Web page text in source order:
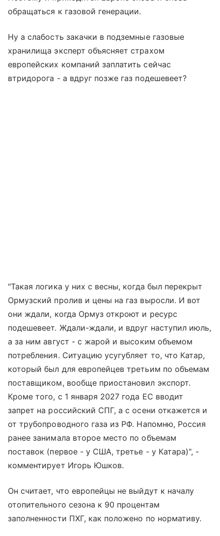
обращаться к газовой генерации.
Ну а слабость закачки в подземные газовые
хранилища эксперт объясняет страхом
европейских компаний заплатить сейчас
втридорога - а вдруг позже газ подешевеет?
"Такая логика у них с весны, когда был перекрыт
Ормузский пролив и цены на газ выросли. И вот
они ждали, когда Ормуз откроют и ресурс
подешевеет. Ждали-ждали, и вдруг наступил июль,
а за ним август - с жарой и высоким объемом
потребления. Ситуацию усугубляет то, что Катар,
который был для европейцев третьим по объемам
поставщиком, вообще приостановил экспорт.
Кроме того, с 1 января 2027 года ЕС вводит
запрет на российский СПГ, а с осени откажется и
от трубопроводного газа из РФ. Напомню, Россия
ранее занимала второе место по объемам
поставок (первое - у США, третье - у Катара)", -
комментирует Игорь Юшков.
Он считает, что европейцы не выйдут к началу
отопительного сезона к 90 процентам
заполненности ПХГ, как положено по нормативу.